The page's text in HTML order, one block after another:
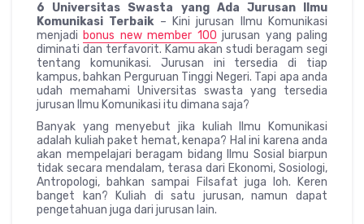
6 Universitas Swasta yang Ada Jurusan Ilmu
Komunikasi Terbaik– Kini jurusan Ilmu Komunikasi
menjadi bonus new member 100 jurusan yang paling
diminati dan terfavorit. Kamu akan studi beragam segi
tentang komunikasi. Jurusan ini tersedia di tiap
kampus, bahkan Perguruan Tinggi Negeri. Tapi apa anda
udah memahami Universitas swasta yang tersedia
jurusan Ilmu Komunikasi itu dimana saja?
Banyak yang menyebut jika kuliah Ilmu Komunikasi
adalah kuliah paket hemat, kenapa? Hal ini karena anda
akan mempelajari beragam bidang Ilmu Sosial biarpun
tidak secara mendalam, terasa dari Ekonomi, Sosiologi,
Antropologi, bahkan sampai Filsafat juga loh. Keren
banget kan? Kuliah di satu jurusan, namun dapat
pengetahuan juga dari jurusan lain.